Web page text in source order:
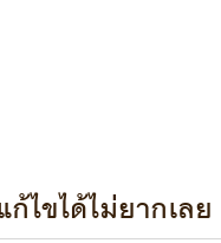
ไขได้ไม่ยากเลย